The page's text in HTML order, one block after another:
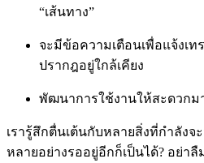
“เส้นทาง”
จะมีข้อความเตือนเพื่อแจ้งเท
ปรากฎอยู่ใกล้เคียง
พัฒนาการใช้งานให้สะดวกม
เรารู้สึกตื่นเต้นกับหลายสิ่งที่กำลังจ
หลายอย่างรออยู่อีกก็เป็นได้? อย่า